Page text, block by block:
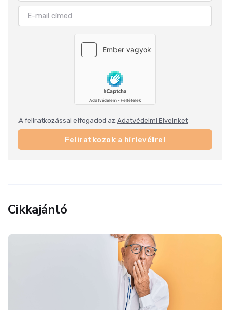
A feliratkozással elfogadod az Adatvédelmi Elveinket
Feliratkozok a hírlevélre!
Cikkajánló